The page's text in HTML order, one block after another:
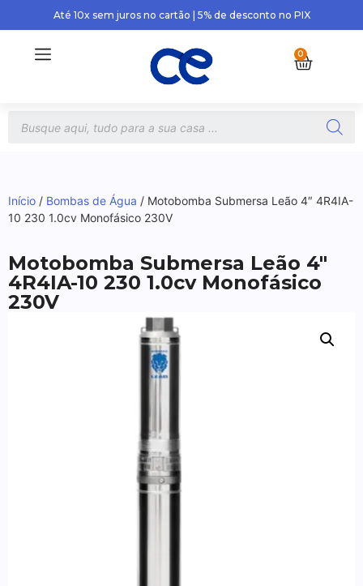
Até 10x sem juros no cartão | 5% de desconto no PIX
0
Início / Bombas de Água / Motobomba Submersa Leão 4″ 4R4IA-
10 230 1.0cv Monofásico 230V
Motobomba Submersa Leão 4″
4R4IA-10 230 1.0cv Monofásico
230V